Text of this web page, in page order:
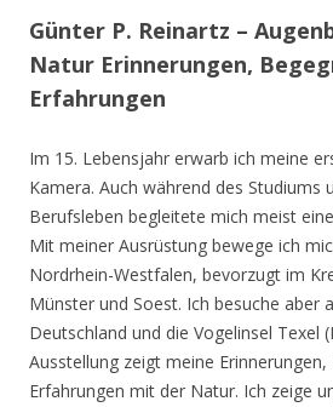
Günter P. Reinartz –
Natur Erinnerungen,
Erfahrungen
Im 15. Lebensjahr erwarb ich meine
Kamera. Auch während des Studiums
Berufsleben begleitete mich meist
Mit meiner Ausrüstung bewege ich
Nordrhein-Westfalen, bevorzugt im
Münster und Soest. Ich besuche aber
Deutschland und die Vogelinsel Texel
Ausstellung zeigt meine
Erfahrungen mit der Natur. Ich zeige